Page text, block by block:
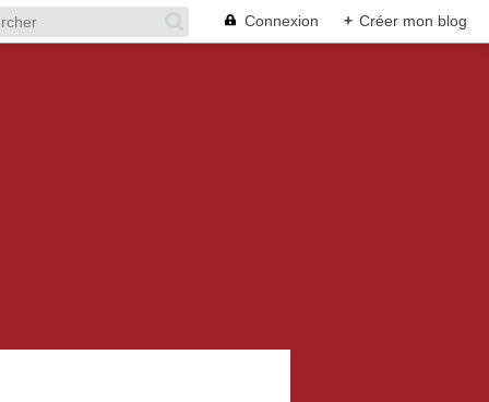
Connexion + Créer mon blog